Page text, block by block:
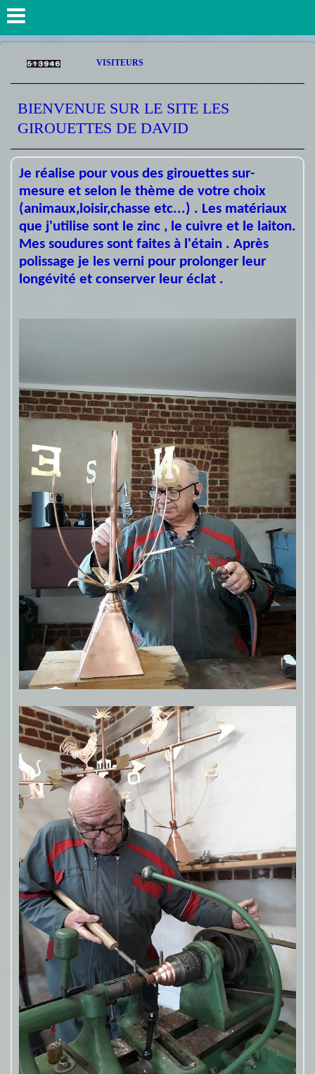
VISITEURS
BIENVENUE SUR LE SITE LES
GIROUETTES DE DAVID
Je réalise pour vous des girouettes sur-
mesure et selon le thème de votre choix
(animaux,loisir,chasse etc...) . Les matériaux
que j'utilise sont le zinc , le cuivre et le laiton.
Mes soudures sont faites à l'étain . Après
polissage je les verni pour prolonger leur
longévité et conserver leur éclat .